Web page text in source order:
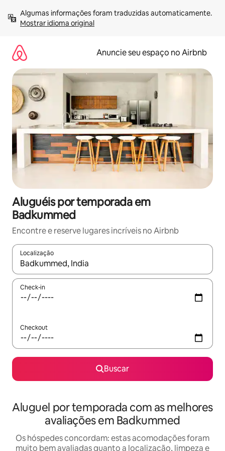
para
Mostrar idioma original
Anuncie seu espaço no Airbnb
Aluguéis por temporada em
Badkummed
Encontre e reserve lugares incríveis no Airbnb
Localização
Quando os resultados estiverem disponíveis, explore-os
Check-in
Checkout
Buscar
Aluguel por temporada com as melhores
avaliações em Badkummed
Os hóspedes concordam: estas acomodações foram
muito bem avaliadas quanto a localização, limpeza e